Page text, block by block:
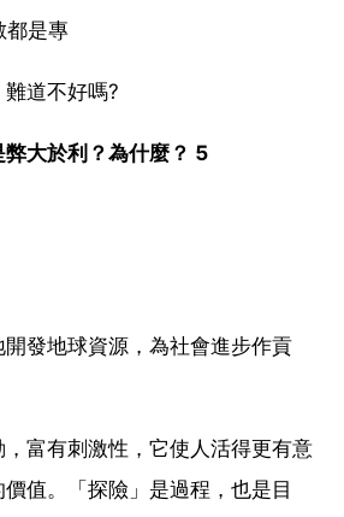
都是專
道不好嗎?
大於利？為什麼？ 5
發地球資源，為社會進步作貢
富有刺激性，它使人活得更有意
值。「探險」是過程，也是目